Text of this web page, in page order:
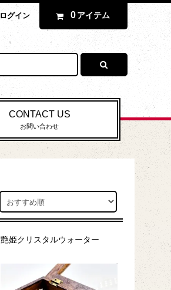
ログイン 0 アイテム
CONTACT US
お問い合わせ
艶姫クリスタルウォーター